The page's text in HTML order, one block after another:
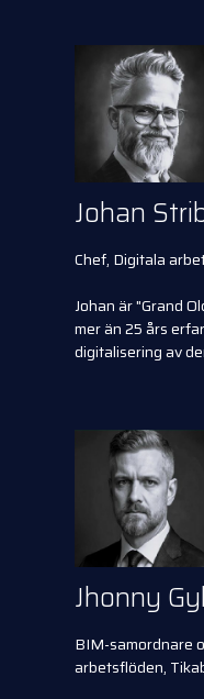
Johan
Chef, Digitala
Johan är "Grand
mer än 25 års
digitalisering av
Jhonny
BIM-samordnare
arbetsflöden,